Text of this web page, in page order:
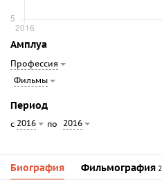
Амплуа
Профессия
Фильмы
Период
с 2016 по 2016
Биография Фильмография 2